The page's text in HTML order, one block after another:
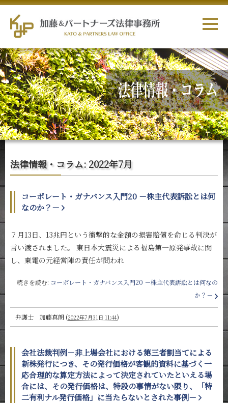
法律情報・コラム: 2022年7月
コーポレート・ガナバンス入門20 －株主代表訴訟とは何
なのか？－
７月13日、13兆円という衝撃的な金額の損害賠償を命じる判決が
言い渡されました。 東日本大震災による福島第一原発事故に関
し、東電の元経営陣の責任が問われ
続きを読む: コーポレート・ガナバンス入門20 －株主代表訴訟とは何なの
か？－
弁護士 加藤真朗 (2022年7月31日 11:44)
会社法裁判例－非上場会社における第三者割当てによる
新株発行につき、その発行価格が客観的資料に基づく一
応合理的な算定方法によって決定されていたといえる場
合には、その発行価格は、特段の事情がない限り、「特
二有利ナル発行価格」に当たらないとされた事例－